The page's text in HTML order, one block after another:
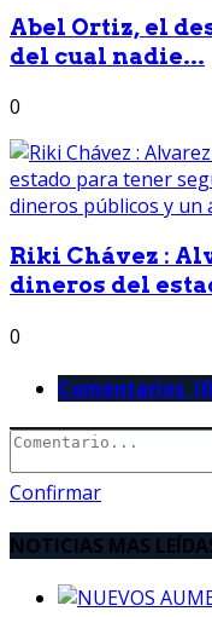
Abel Ortiz, el
del cual nadie...
0
Riki Chávez :
dineros del
0
Comentarios
Confirmar
NOTICIAS MAS